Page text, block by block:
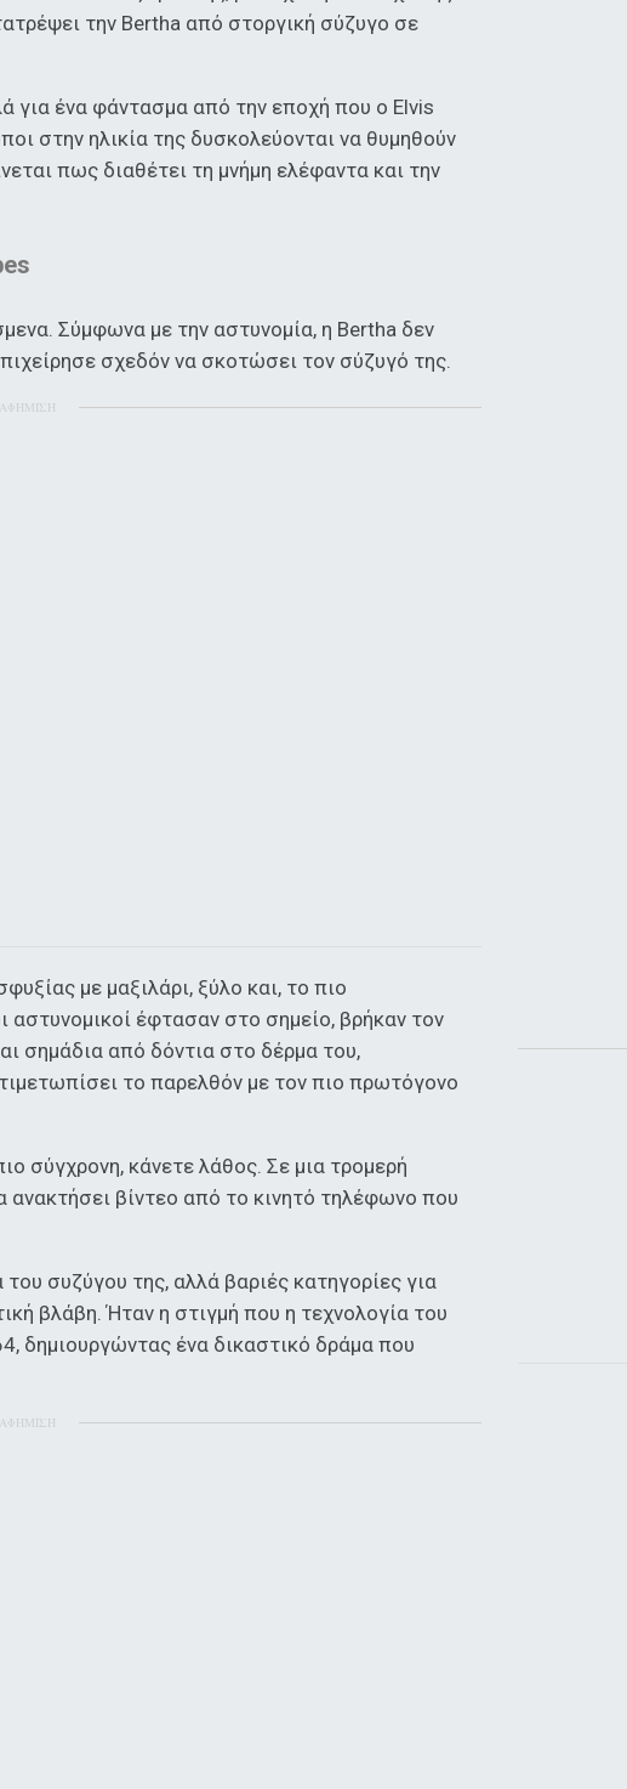
την Bertha από στοργική σύζυγο σε
για ένα φάντασμα από την εποχή που ο Elvis
στην ηλικία της δυσκολεύονται να θυμηθούν
πως διαθέτει τη μνήμη ελέφαντα και την
Σύμφωνα με την αστυνομία, η Bertha δεν
σχεδόν να σκοτώσει τον σύζυγό της.
με μαξιλάρι, ξύλο και, το πιο
αστυνομικοί έφτασαν στο σημείο, βρήκαν τον
σημάδια από δόντια στο δέρμα του,
το παρελθόν με τον πιο πρωτόγονο
σύγχρονη, κάνετε λάθος. Σε μια τρομερή
βίντεο από το κινητό τηλέφωνο που
συζύγου της, αλλά βαριές κατηγορίες για
βλάβη. Ήταν η στιγμή που η τεχνολογία του
δημιουργώντας ένα δικαστικό δράμα που